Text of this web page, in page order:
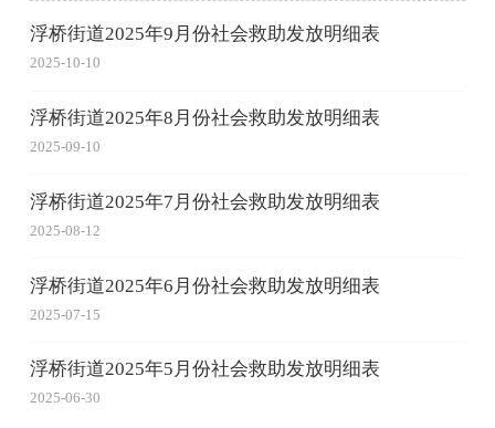
浮桥街道2025年9月份社会救助发放明细表
2025-10-10
浮桥街道2025年8月份社会救助发放明细表
2025-09-10
浮桥街道2025年7月份社会救助发放明细表
2025-08-12
浮桥街道2025年6月份社会救助发放明细表
2025-07-15
浮桥街道2025年5月份社会救助发放明细表
2025-06-30